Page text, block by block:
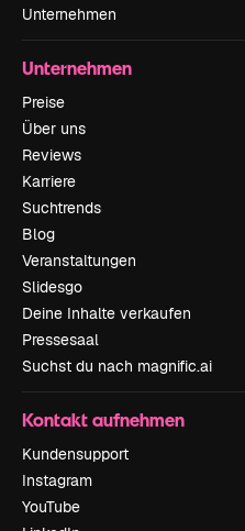
Unternehmen
Unternehmen
Preise
Über uns
Reviews
Karriere
Suchtrends
Blog
Veranstaltungen
Slidesgo
Deine Inhalte verkaufen
Pressesaal
Suchst du nach magnific.ai
Kontakt aufnehmen
Kundensupport
Instagram
YouTube